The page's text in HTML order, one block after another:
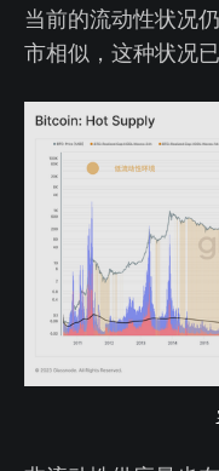
当前的流动性状况
市相似，这种状况已